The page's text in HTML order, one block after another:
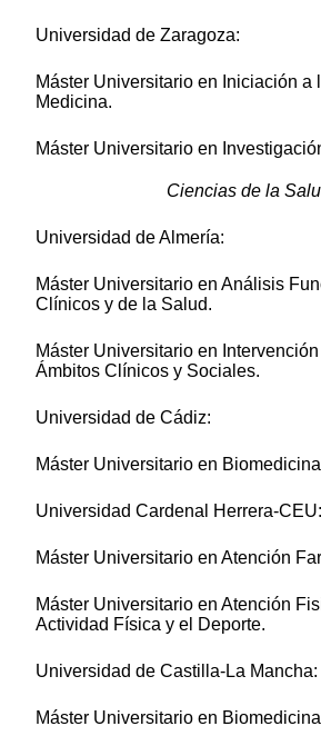
Universidad de Zaragoza:
Máster Universitario en Iniciación a
Medicina.
Máster Universitario en
Ciencias de la
Universidad de Almería:
Máster Universitario en Análisis
Clínicos y de la Salud.
Máster Universitario en
Ámbitos Clínicos y Sociales.
Universidad de Cádiz:
Máster Universitario en
Universidad Cardenal Herrera-CEU:
Máster Universitario en Atención
Máster Universitario en Atención
Actividad Física y el Deporte.
Universidad de Castilla-La Mancha:
Máster Universitario en